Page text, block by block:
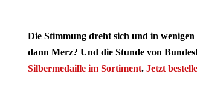
Die Stimmung dreht sich und in
dann Merz? Und die Stunde von
Silbermedaille im Sortiment. Jetzt